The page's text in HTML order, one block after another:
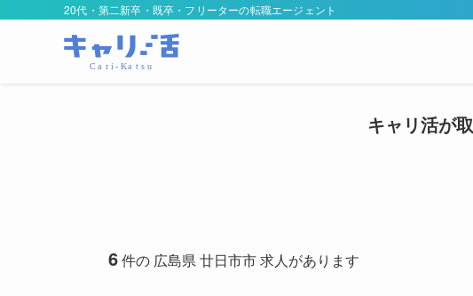
20代・第二新卒・既卒・フリーターの転職エージェント
キャリ活が
6件の 広島県 廿日市市 求人があります